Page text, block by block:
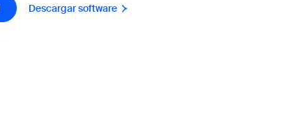
Descargar software